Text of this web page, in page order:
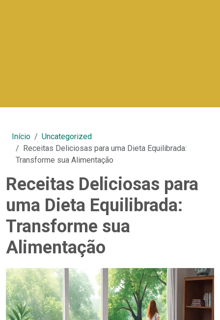
Início
Uncategorized
Receitas Deliciosas para uma Dieta Equilibrada:
Transforme sua Alimentação
Receitas Deliciosas para
uma Dieta Equilibrada:
Transforme sua
Alimentação